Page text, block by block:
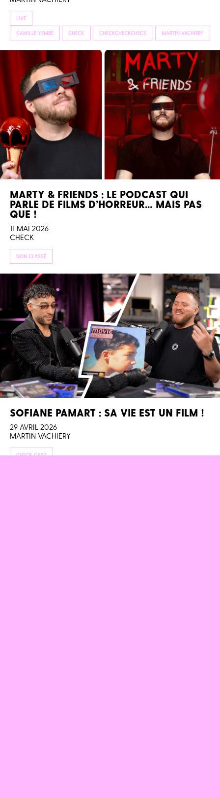
LIVE
CAMILLE YEMBÉ CHECK CHECKCHECKCHECK MARTIN VACHIERY
MARTY & FRIENDS : LE PODCAST QUI
PARLE DE FILMS D’HORREUR… MAIS PAS
QUE !
11 MAI 2026
CHECK
NON CLASSÉ
SOFIANE PAMART : SA VIE EST UN FILM !
29 AVRIL 2026
MARTIN VACHIERY
CHECK CAST